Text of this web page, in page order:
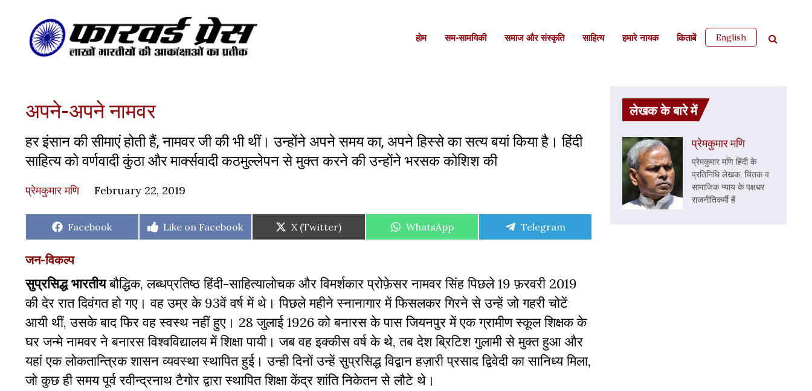
होम सम-सामयिकी समाज और संस्कृति साहित्‍य हमारे नायक किताबें English
अपने-अपने नामवर
हर इंसान की सीमाएं होती हैं, नामवर जी की भी थीं। उन्होंने अपने समय का, अपने हिस्से का सत्य बयां किया है। हिंदी
साहित्य को वर्णवादी कुंठा और मार्क्सवादी कठमुल्लेपन से मुक्त करने की उन्होंने भरसक कोशिश की
प्रेमकुमार मणि February 22, 2019
Share
Facebook
Share
Like on Facebook
Share
on
X (Twitter)
Share
WhatsApp
Share
Telegram
जन-विकल्प
सुप्रसिद्ध भारतीयबौद्धिक, लब्धप्रतिष्ठ हिंदी-साहित्यालोचक और विमर्शकार प्रोफ़ेसर नामवर सिंह पिछले 19 फ़रवरी 2019
की देर रात दिवंगत हो गए। वह उम्र के 93वें वर्ष में थे। पिछले महीने स्नानागार में फिसलकर गिरने से उन्हें जो गहरी चोटें
आयी थीं, उसके बाद फिर वह स्वस्थ नहीं हुए। 28 जुलाई 1926 को बनारस के पास जियनपुर में एक ग्रामीण स्कूल शिक्षक के
घर जन्मे नामवर ने बनारस विश्वविद्यालय में शिक्षा पायी। जब वह इक्कीस वर्ष के थे, तब देश ब्रिटिश गुलामी से मुक्त हुआ और
यहां एक लोकतान्त्रिक शासन व्यवस्था स्थापित हुई। उन्ही दिनों उन्हें सुप्रसिद्ध विद्वान हज़ारी प्रसाद द्विवेदी का सानिध्य मिला,
जो कुछ ही समय पूर्व रवीन्द्रनाथ टैगोर द्वारा स्थापित शिक्षा केंद्र शांति निकेतन से लौटे थे।
लेखक के बारे में
प्रेमकुमार मणि
प्रेमकुमार मणि हिंदी के
प्रतिनिधि लेखक, चिंतक व
सामाजिक न्याय के पक्षधर
राजनीतिकर्मी हैं